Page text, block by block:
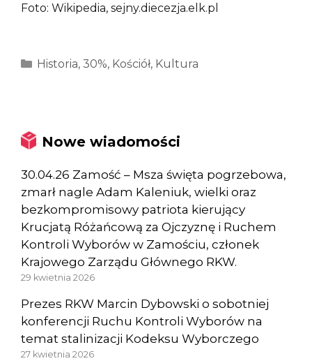
Foto: Wikipedia, sejny.diecezja.elk.pl
Kategorie
Historia, 30%, Kościół, Kultura
Nowe wiadomości
30.04.26 Zamość – Msza święta pogrzebowa,
zmarł nagle Adam Kaleniuk, wielki oraz
bezkompromisowy patriota kierujący
Krucjatą Różańcową za Ojczyznę i Ruchem
Kontroli Wyborów w Zamościu, członek
Krajowego Zarządu Głównego RKW.
29 kwietnia 2026
Prezes RKW Marcin Dybowski o sobotniej
konferencji Ruchu Kontroli Wyborów na
temat stalinizacji Kodeksu Wyborczego
27 kwietnia 2026